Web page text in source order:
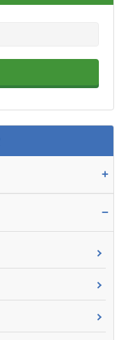
+
−